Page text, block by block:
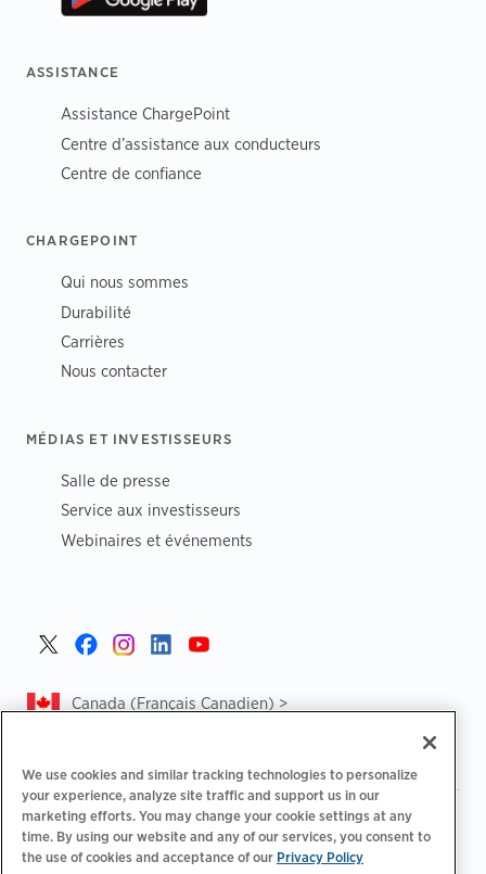
ASSISTANCE
Assistance ChargePoint
Centre d’assistance aux conducteurs
Centre de confiance
CHARGEPOINT
Qui nous sommes
Durabilité
Carrières
Nous contacter
MÉDIAS ET INVESTISSEURS
Salle de presse
Service aux investisseurs
Webinaires et événements
Canada (Français Canadien) >
Politique de confidentialité‌ | Choix de confidentialité
Informations légales | Déclaration d'accessibilité |
Code de
conduite des fournisseurs
| CA Forced and Child Labour Report
We use cookies and similar tracking technologies to personalize
your experience, analyze site traffic and support us in our
marketing efforts. You may change your cookie settings at any
time. By using our website and any of our services, you consent to
the use of cookies and acceptance of our Privacy Policy